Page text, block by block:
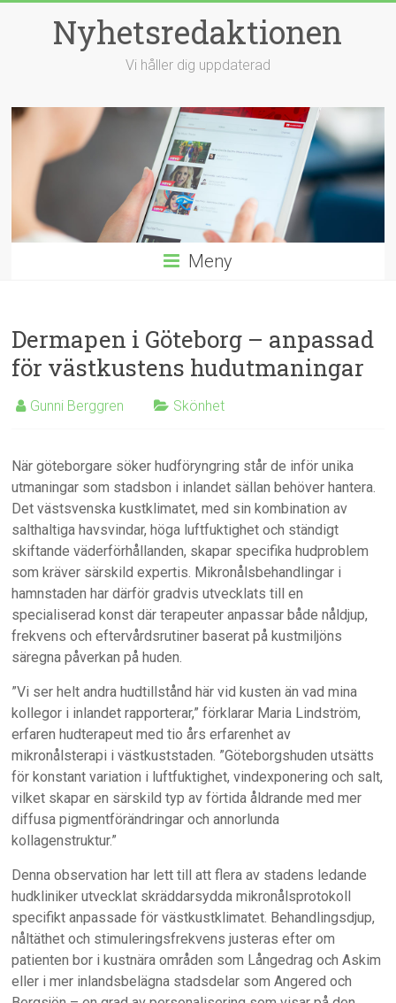
Nyhetsredaktionen
Vi håller dig uppdaterad
Meny
Dermapen i Göteborg – anpassad
för västkustens hudutmaningar
Gunni Berggren Skönhet
När göteborgare söker hudföryngring står de inför unika
utmaningar som stadsbon i inlandet sällan behöver hantera.
Det västsvenska kustklimatet, med sin kombination av
salthaltiga havsvindar, höga luftfuktighet och ständigt
skiftande väderförhållanden, skapar specifika hudproblem
som kräver särskild expertis. Mikronålsbehandlingar i
hamnstaden har därför gradvis utvecklats till en
specialiserad konst där terapeuter anpassar både nåldjup,
frekvens och eftervårdsrutiner baserat på kustmiljöns
säregna påverkan på huden.
”Vi ser helt andra hudtillstånd här vid kusten än vad mina
kollegor i inlandet rapporterar,” förklarar Maria Lindström,
erfaren hudterapeut med tio års erfarenhet av
mikronålsterapi i västkuststaden. ”Göteborgshuden utsätts
för konstant variation i luftfuktighet, vindexponering och salt,
vilket skapar en särskild typ av förtida åldrande med mer
diffusa pigmentförändringar och annorlunda
kollagenstruktur.”
Denna observation har lett till att flera av stadens ledande
hudkliniker utvecklat skräddarsydda mikronålsprotokoll
specifikt anpassade för västkustklimatet. Behandlingsdjup,
nåltäthet och stimuleringsfrekvens justeras efter om
patienten bor i kustnära områden som Långedrag och Askim
eller i mer inlandsbelägna stadsdelar som Angered och